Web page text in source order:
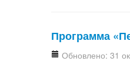
Программа
Обновлено: 31